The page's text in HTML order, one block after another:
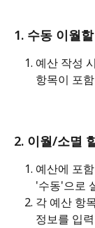
1. 수동 이월
예산 작성
항목이 포
2. 이월/소멸
예산에 포
'수동'으로
각 예산 항
정보를 입